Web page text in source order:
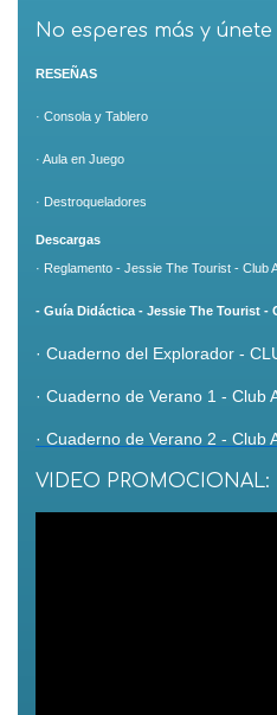
No esperes más y
RESEÑAS
· Consola y Tablero
· Aula en Juego
· Destroqueladores
Descargas
· Reglamento - Jessie The Tourist - Club
- Guía Didáctica - Jessie The Tourist -
· Cuaderno del Explorador -
· Cuaderno de Verano 1 - Club
· Cuaderno de Verano 2 - Club
VIDEO PROMOCIONAL: